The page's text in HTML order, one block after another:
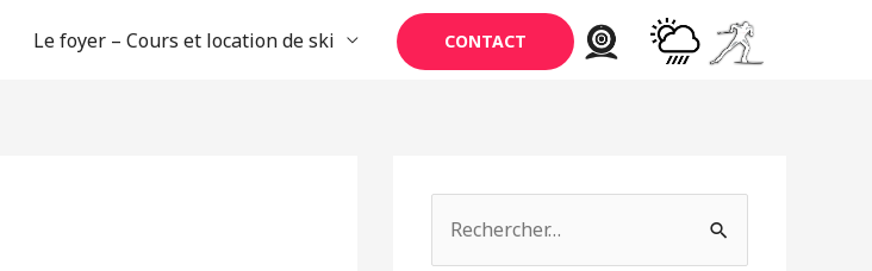
Le foyer – Cours et location de ski CONTACT